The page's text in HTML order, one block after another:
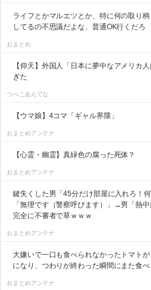
ライフとかマルエツとか、特に何の取り
してるの不思議だよな、普通OK行くだろ
おまとめ
【仰天】外国人「日本に夢中なアメリカ
ぎた
つべこあんてな
【ウマ娘】4コマ「ギャル界隈」
おまとめアンテナ
【心霊・幽霊】真緑色の腐った死体？
おまとめアンテナ
鍵失くした男「45分だけ部屋に入れろ！
「無理です（警察呼びます）」→男「熱
完全に不審者で草ｗｗｗ
おまとめアンテナ
大嫌いで一口も食べられなかったトマト
になり、つわりが終わった瞬間にまた食
おまとめアンテナ